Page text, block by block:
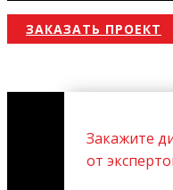
ЗАКАЗАТЬ ПРОЕКТ
Закажите
от